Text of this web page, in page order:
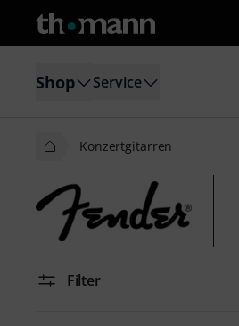
Shop Service
Konzertgitarren
Filter